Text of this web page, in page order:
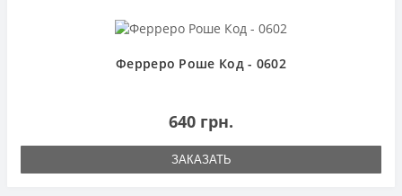
Ферреро Роше Код - 0602
640 грн.
ЗАКАЗАТЬ